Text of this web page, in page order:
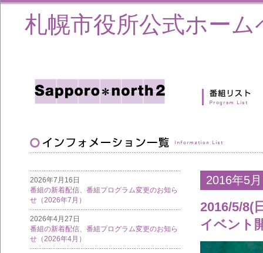
札幌市役所公式ホーム
2026年7月16日
番組の新着配信、番組プログラム変更のお知ら
せ（2026年7月）
2026年4月27日
番組の新着配信、番組プログラム変更のお知ら
せ（2026年4月）
2016年5
2016/5/8(
イベント